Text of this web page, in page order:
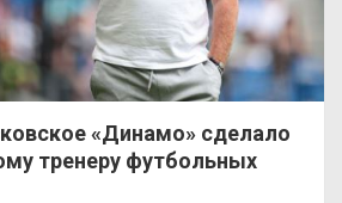
«Динамо» сделало
тренеру футбольных